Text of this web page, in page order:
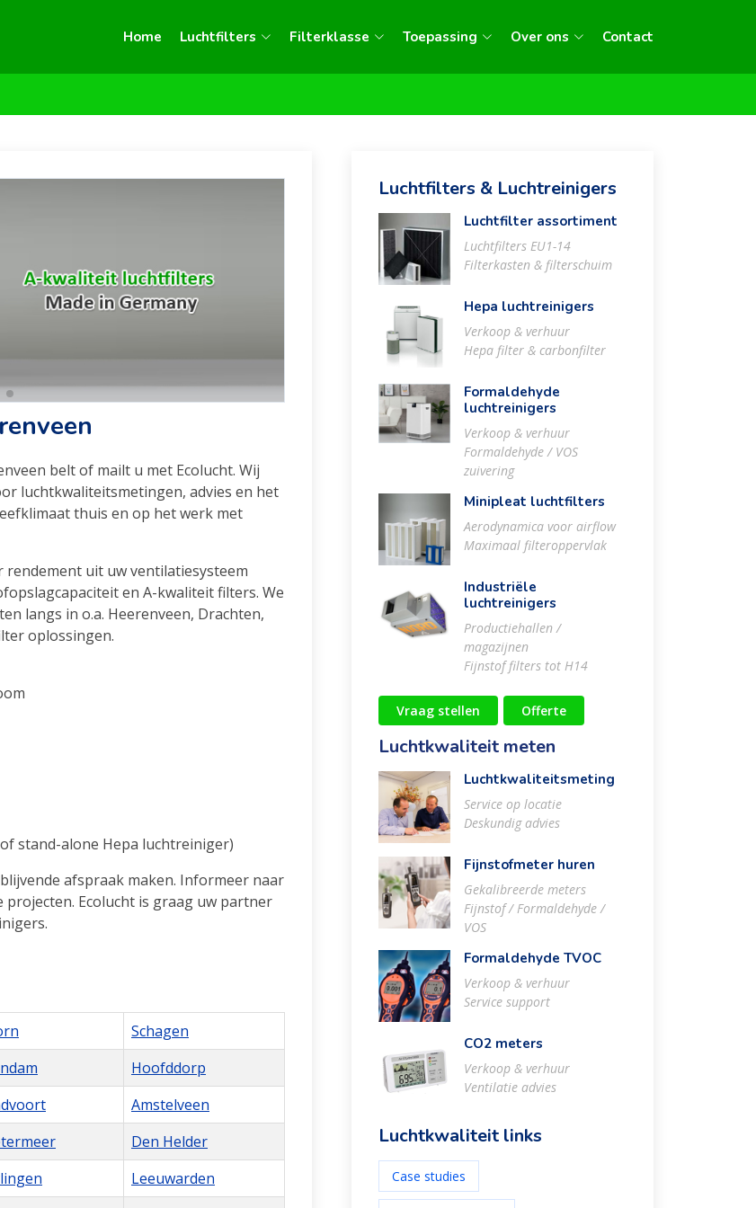
Home Luchtfilters Filterklasse Toepassing Over ons Contact
belt of mailt u met Ecolucht. Wij
luchtkwaliteitsmetingen, advies en het
thuis en op het werk met
uit uw ventilatiesysteem
en A-kwaliteit filters. We
langs in o.a. Heerenveen, Drachten,
oplossingen.
stand-alone Hepa luchtreiniger)
afspraak maken. Informeer naar
Ecolucht is graag uw partner
Schagen
Hoofddorp
Amstelveen
Den Helder
Leeuwarden
Luchtfilters & Luchtreinigers
Luchtfilter assortiment
Luchtfilters EU1-14
Filterkasten & filterschuim
Hepa luchtreinigers
Verkoop & verhuur
Hepa filter & carbonfilter
Formaldehyde
luchtreinigers
Verkoop & verhuur
Formaldehyde / VOS
zuivering
Minipleat luchtfilters
Aerodynamica voor airflow
Maximaal filteroppervlak
Industriële
luchtreinigers
Productiehallen /
magazijnen
Fijnstof filters tot H14
Vraag stellen Offerte
Luchtkwaliteit meten
Luchtkwaliteitsmeting
Service op locatie
Deskundig advies
Fijnstofmeter huren
Gekalibreerde meters
Fijnstof / Formaldehyde /
VOS
Formaldehyde TVOC
Verkoop & verhuur
Service support
CO2 meters
Verkoop & verhuur
Ventilatie advies
Luchtkwaliteit links
Case studies